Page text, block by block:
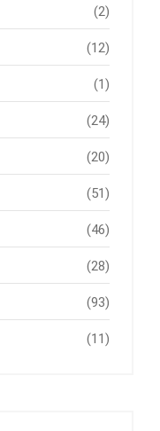
(2)
(12)
(1)
(24)
(20)
(51)
(46)
(28)
(93)
(11)